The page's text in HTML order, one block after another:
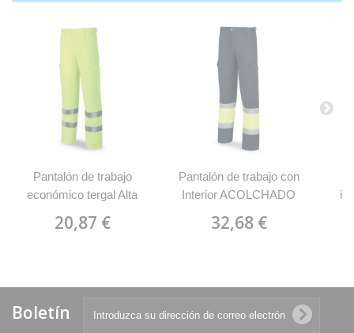
Pantalón de trabajo
económico tergal Alta
388PFE
20,87 €
Pantalón de trabajo con
Interior ACOLCHADO
PFY/AA
32,68 €
Boletín